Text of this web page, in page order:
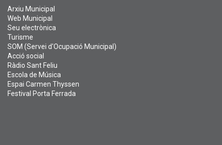
Arxiu Municipal
Web Municipal
Seu electrònica
Turisme
SOM (Servei d'Ocupació Municipal)
Acció social
Ràdio Sant Feliu
Escola de Música
Espai Carmen Thyssen
Festival Porta Ferrada